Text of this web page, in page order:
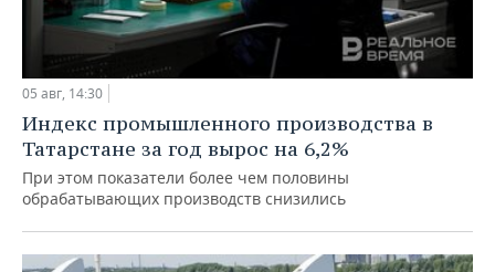
05 авг, 14:30
Индекс промышленного производства в
Татарстане за год вырос на 6,2%
При этом показатели более чем половины
обрабатывающих производств снизились